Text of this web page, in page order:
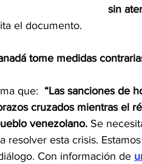
sin
el documento.
tome medidas
que: “Las sanciones de
cruzados mientras el
venezolano. Se
resolver esta crisis.
. Con información de